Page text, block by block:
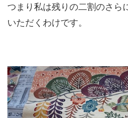
つまり私は残りの二割のさら
いただくわけです。